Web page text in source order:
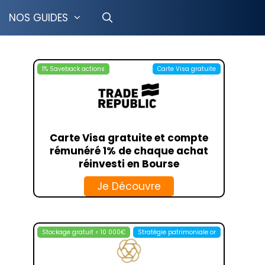
VIE
CRÉDIT COOPÉRATIF
LA BANQUE POSTALE
PAYONEER
NOS GUIDES
1% Saveback actions Carte Visa gratuite
Carte Visa gratuite et compte
rémunéré 1% de chaque achat
réinvesti en Bourse
Je Découvre
Stockage gratuit < 10 000€ Stratégie patrimoniale or